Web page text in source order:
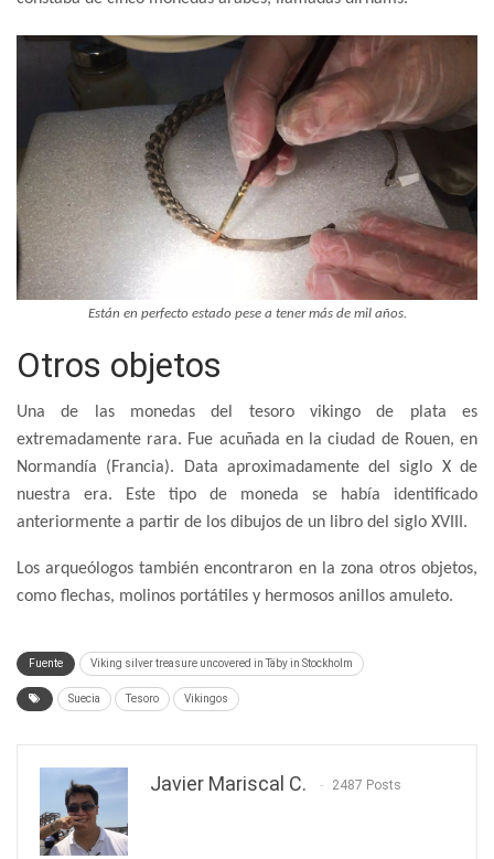
Están en perfecto estado pese a tener más de mil años.
Otros objetos
Una de las monedas del tesoro vikingo de plata es
extremadamente rara. Fue acuñada en la ciudad de Rouen, en
Normandía (Francia). Data aproximadamente del siglo X de
nuestra era. Este tipo de moneda se había identificado
anteriormente a partir de los dibujos de un libro del siglo XVIII.
Los arqueólogos también encontraron en la zona otros objetos,
como flechas, molinos portátiles y hermosos anillos amuleto.
Fuente Viking silver treasure uncovered in Täby in Stockholm
Suecia Tesoro Vikingos
Javier Mariscal C. 2487 Posts